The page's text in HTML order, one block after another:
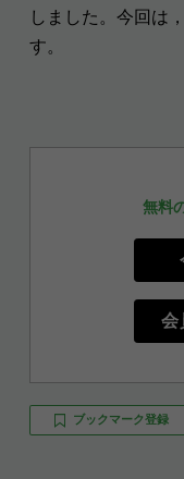
しました。今回は
す。
無料
会
ブックマーク登録